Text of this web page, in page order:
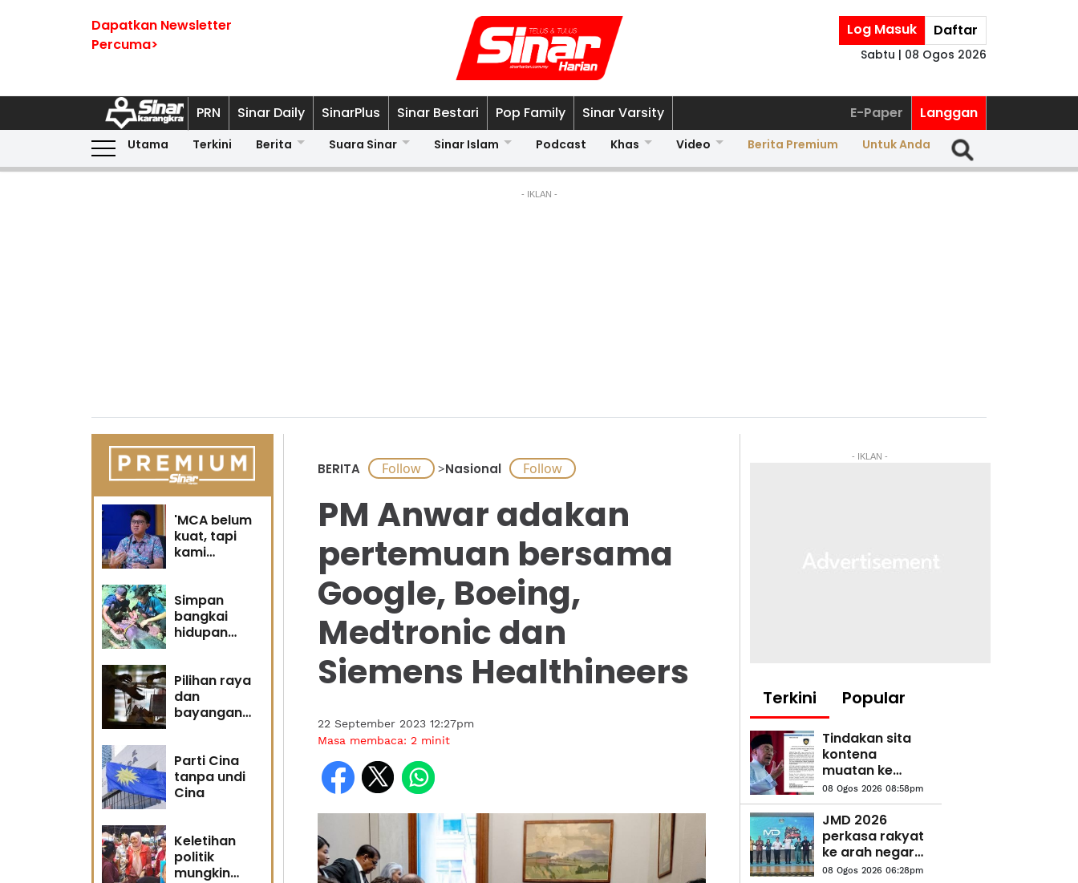
Dapatkan Newsletter
Percuma>
Log Masuk Daftar
Sabtu | 08 Ogos 2026
PRN Sinar Daily SinarPlus Sinar Bestari Pop Family Sinar Varsity E-Paper Langgan
Utama Terkini Berita Suara Sinar Sinar Islam Podcast Khas Video Berita Premium Untuk Anda
- IKLAN -
'MCA belum
kuat, tapi
kami
Simpan
bangkai
hidupan
Pilihan raya
dan
bayangan
Parti Cina
tanpa undi
Cina
Keletihan
politik
mungkin
BERITA >Nasional
PM Anwar adakan
pertemuan bersama
Google, Boeing,
Medtronic dan
Siemens Healthineers
22 September 2023 12:27pm
Masa membaca: 2 minit
- IKLAN -
Terkini Popular
Tindakan sita
kontena
muatan ke
Israel bukti
ketegasan
Malaysia -
Anwar
08 Ogos 2026 08:58pm
JMD 2026
perkasa rakyat
ke arah negara
AI
08 Ogos 2026 06:28pm